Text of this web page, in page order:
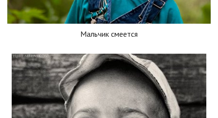
Мальчик смеется